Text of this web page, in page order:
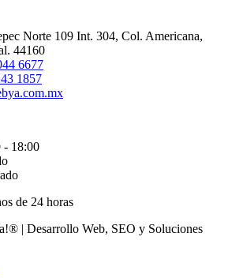
Norte 109 Int. 304, Col. Americana,
44160
6677
1857
- 18:00
de 24 horas
| Desarrollo Web, SEO y Soluciones